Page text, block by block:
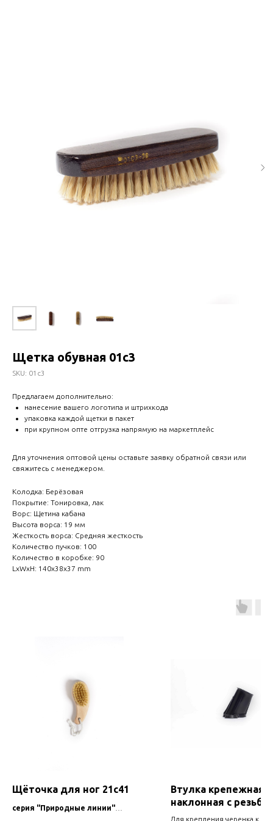
Щетка обувная 01с3
SKU: 01с3
Предлагаем дополнительно:
нанесение вашего логотипа и штрихкода
упаковка каждой щетки в пакет
при крупном опте отгрузка напрямую на маркетплейс
Для уточнения оптовой цены оставьте заявку обратной связи или
свяжитесь с менеджером.
Колодка: Берёзовая
Покрытие: Тонировка, лак
Ворс: Щетина кабана
Высота ворса: 19 мм
Жесткость ворса: Средняя жесткость
Количество пучков: 100
Количество в коробке: 90
LxWxH: 140x38x37 mm
Щёточка для ног 21с41
серия "Природные линии"
Втулка крепежная
наклонная с
Для крепления черенка к